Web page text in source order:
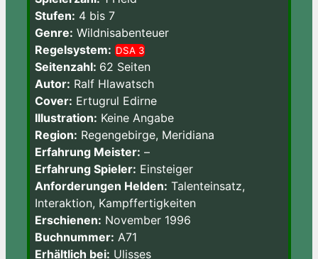
Stufen: 4 bis 7
Genre: Wildnisabenteuer
Regelsystem: DSA 3
Seitenzahl: 62 Seiten
Autor: Ralf Hlawatsch
Cover: Ertugrul Edirne
Illustration: Keine Angabe
Region: Regengebirge, Meridiana
Erfahrung Meister: –
Erfahrung Spieler: Einsteiger
Anforderungen Helden: Talenteinsatz,
Interaktion, Kampffertigkeiten
Erschienen: November 1996
Buchnummer: A71
Erhältlich bei: Ulisses